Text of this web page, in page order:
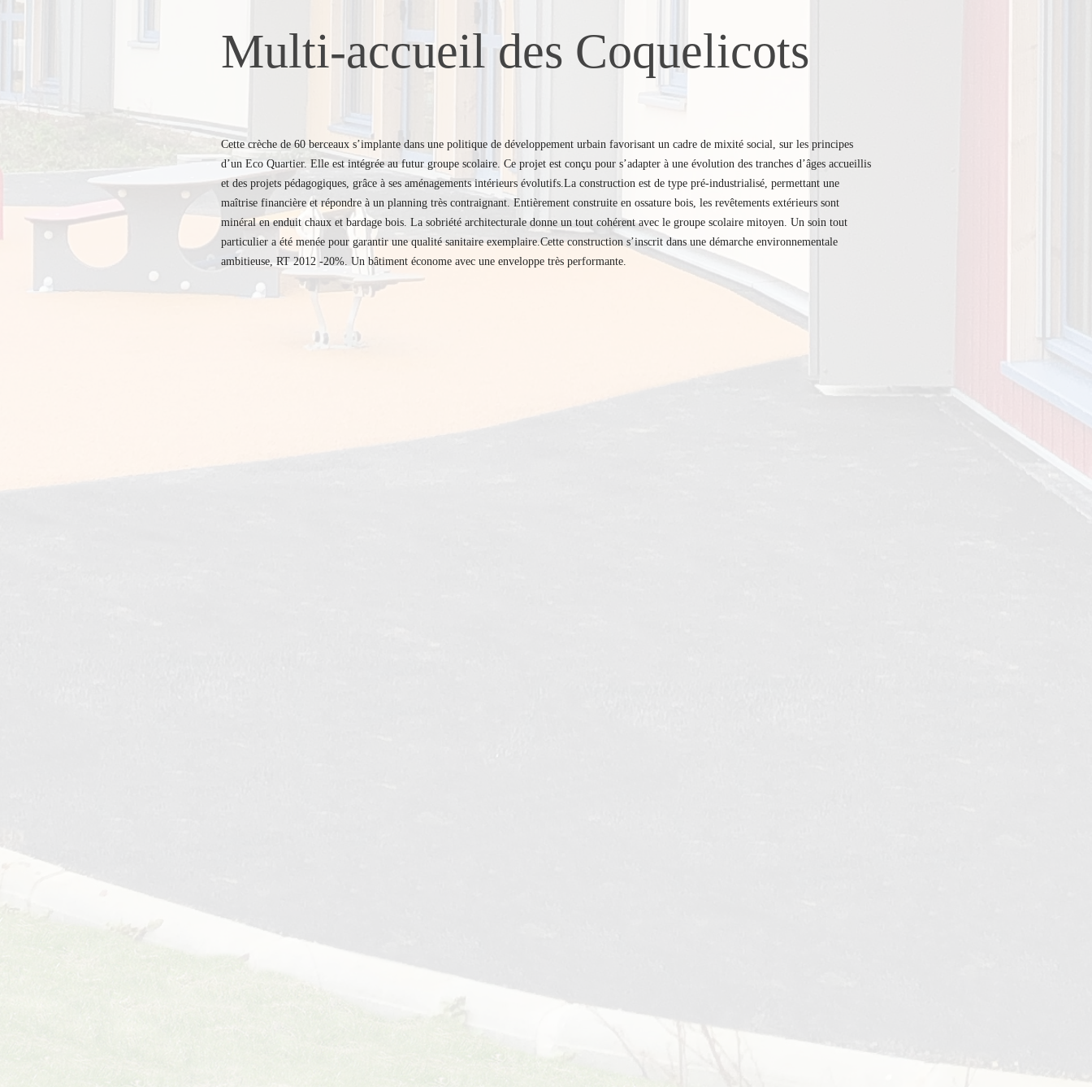
Multi-accueil des Coquelicots
Cette crèche de 60 berceaux s’implante dans une politique de développement urbain favorisant un cadre de mixité social, sur les principes
d’un Eco Quartier. Elle est intégrée au futur groupe scolaire. Ce projet est conçu pour s’adapter à une évolution des tranches d’âges accueillis
et des projets pédagogiques, grâce à ses aménagements intérieurs évolutifs.La construction est de type pré-industrialisé, permettant une
maîtrise financière et répondre à un planning très contraignant. Entièrement construite en ossature bois, les revêtements extérieurs sont
minéral en enduit chaux et bardage bois. La sobriété architecturale donne un tout cohérent avec le groupe scolaire mitoyen. Un soin tout
particulier a été menée pour garantir une qualité sanitaire exemplaire.Cette construction s’inscrit dans une démarche environnementale
ambitieuse, RT 2012 -20%. Un bâtiment économe avec une enveloppe très performante.